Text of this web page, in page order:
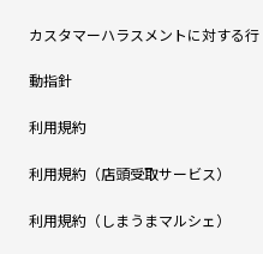
カスタマーハラスメントに対する行
動指針
利用規約
利用規約（店頭受取サービス）
利用規約（しまうまマルシェ）